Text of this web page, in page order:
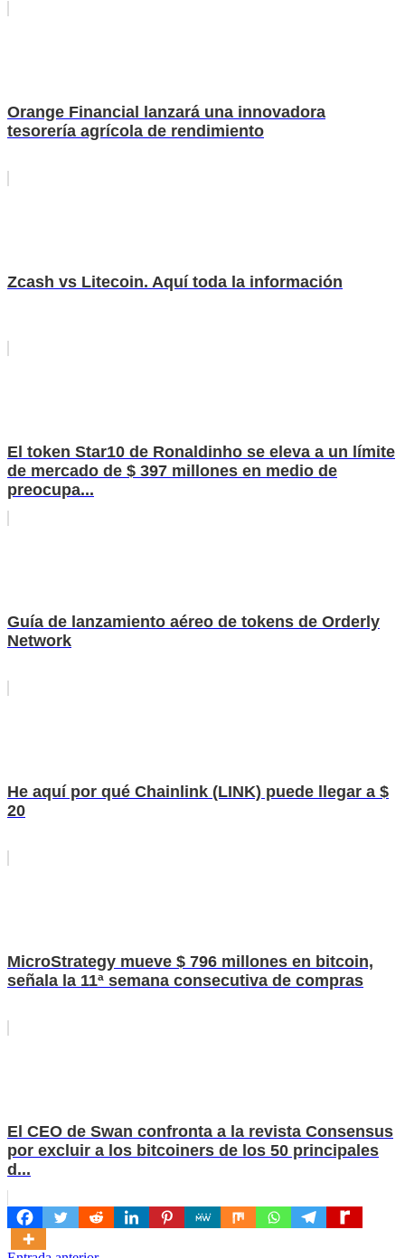
Orange Financial lanzará una innovadora
tesorería agrícola de rendimiento
Zcash vs Litecoin. Aquí toda la información
El token Star10 de Ronaldinho se eleva a un límite
de mercado de $ 397 millones en medio de
preocupa...
Guía de lanzamiento aéreo de tokens de Orderly
Network
He aquí por qué Chainlink (LINK) puede llegar a $
20
MicroStrategy mueve $ 796 millones en bitcoin,
señala la 11ª semana consecutiva de compras
El CEO de Swan confronta a la revista Consensus
por excluir a los bitcoiners de los 50 principales
d...